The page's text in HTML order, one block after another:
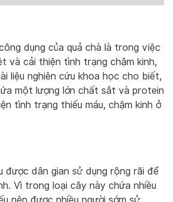
dụng của quả chà là trong việc
và cải thiện tình trạng chậm kinh,
liệu nghiên cứu khoa học cho biết,
một lượng lớn chất sắt và protein
tình trạng thiếu máu, chậm kinh ở
được dân gian sử dụng rộng rãi để
Vì trong loại cây này chứa nhiều
nên được nhiều người sớm sử